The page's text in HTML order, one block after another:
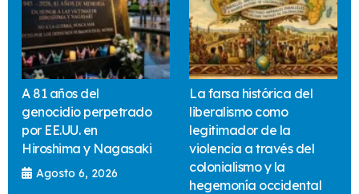
A 81 años del
genocidio perpetrado
por EE.UU. en
Hiroshima y Nagasaki
Agosto 6, 2026
La farsa histórica del
liberalismo como
legitimador de la
violencia a través del
colonialismo y la
hegemonía occidental